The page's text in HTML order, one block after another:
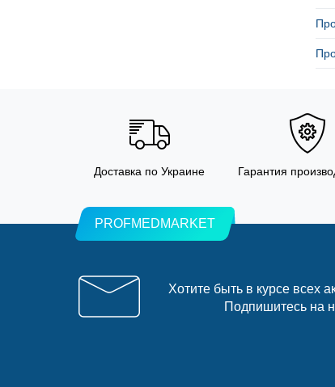
Доставка по Украине Гарантия
PROFMEDMARKET
Хотите быть в курсе всех
Подпишитесь на